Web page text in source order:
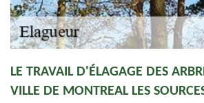
LE TRAVAIL D'ÉLAGAGE DES
VILLE DE MONTREAL LES